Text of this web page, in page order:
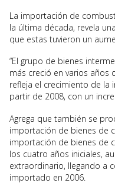
La importación de
la última década, revela
que estas tuvieron un
“El grupo de bienes
más creció en varios años
refleja el crecimiento de
partir de 2008, con un
Agrega que también se
importación de bienes de
importación de bienes de
los cuatro años iniciales,
extraordinario, llegando a
importado en 2006.